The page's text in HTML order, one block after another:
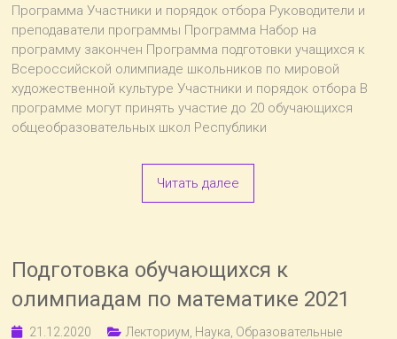
Программа Участники и порядок отбора Руководители и
преподаватели программы Программа Набор на
программу закончен Программа подготовки учащихся к
Всероссийской олимпиаде школьников по мировой
художественной культуре Участники и порядок отбора В
программе могут принять участие до 20 обучающихся
общеобразовательных школ Республики
Читать далее
Подготовка обучающихся к
олимпиадам по математике 2021
21.12.2020 Лекториум Наука Образовательные